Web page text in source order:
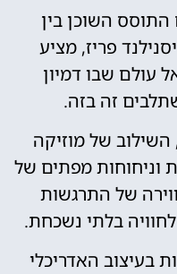
התוסס השוכן בין
פריז, מציע
עולם שבו דמיון
זה בזה.
של מוזיקה
מפתים של
של התרגשות
בלתי נשכחת.
בעיצוב האדריכלי